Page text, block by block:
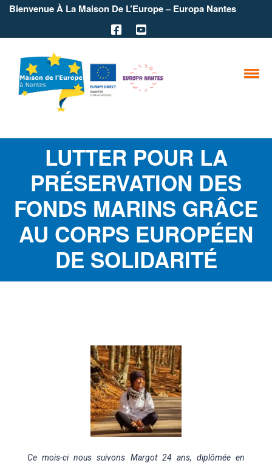
Bienvenue À La Maison De L’Europe – Europa Nantes
LUTTER POUR LA
PRÉSERVATION DES
FONDS MARINS GRÂCE
AU CORPS EUROPÉEN
DE SOLIDARITÉ
Ce mois-ci nous suivons Margot 24 ans, diplômée en